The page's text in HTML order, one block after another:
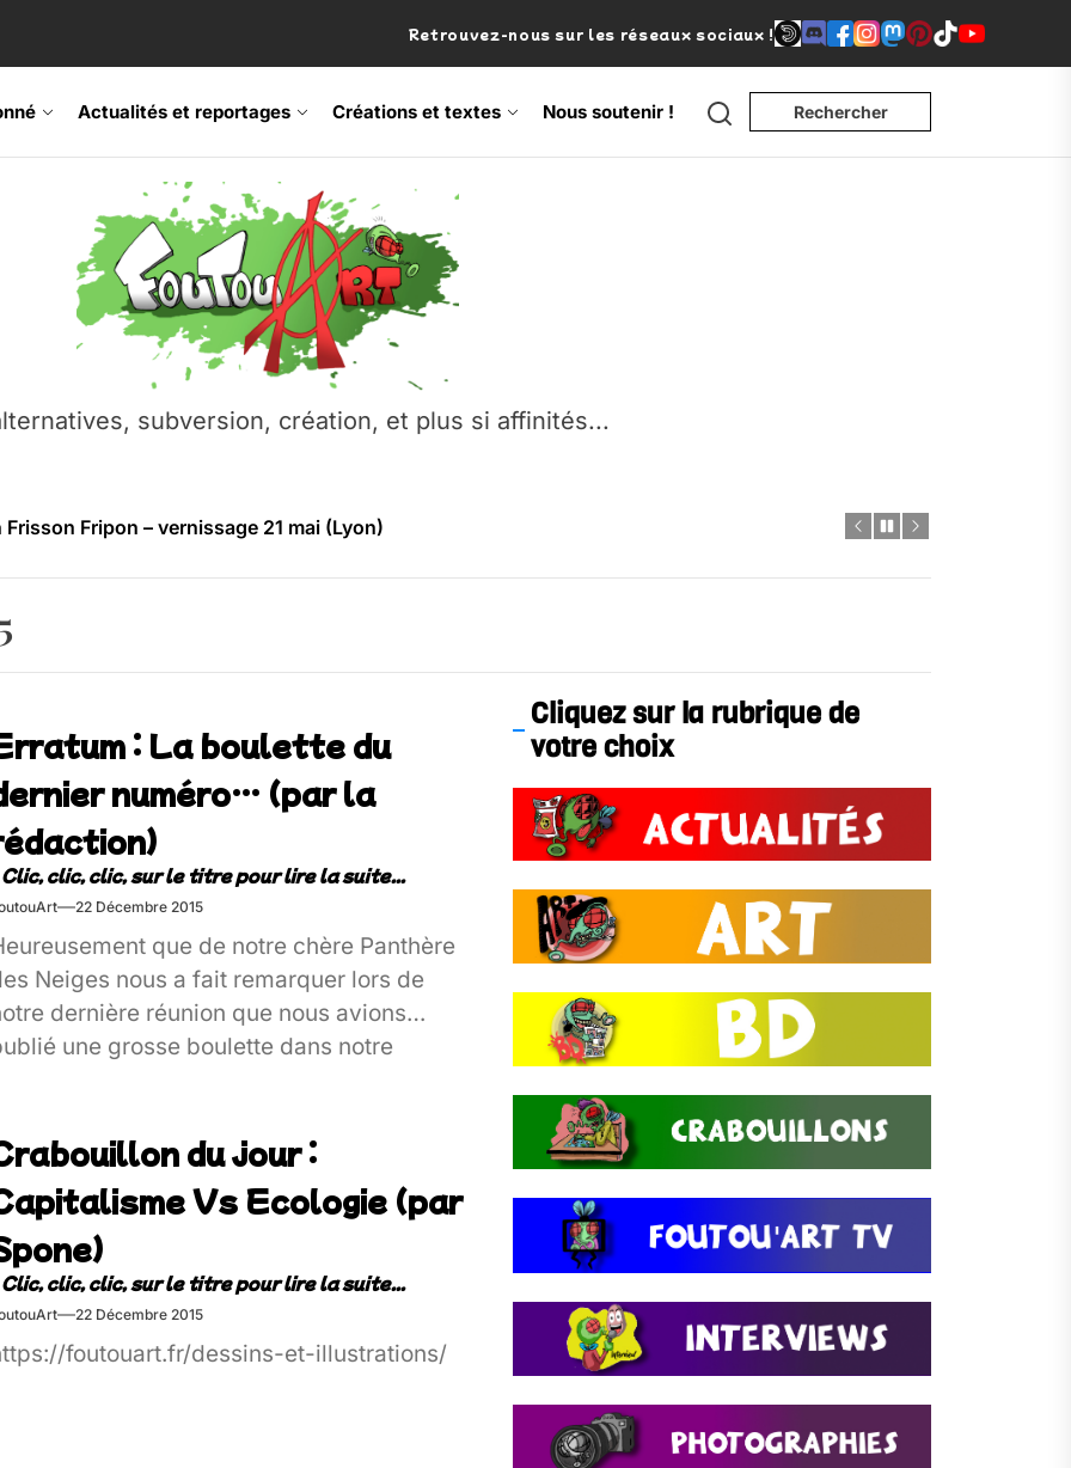
Retrouvez-nous sur les réseaux sociaux !
Actualités et reportages Créations et textes Nous soutenir ! Search Rechercher
subversion, création, et plus si affinités...
Fripon – vernissage 21 mai (Lyon)
Festival – Samedi 18 juillet (Vaulx-en-Velin)
Ŝtono, un livre réalisé par Michaël Moretti & Pierre Lacôte
contre l’A412 à l’Établi (Haute-Savoie)
Fripon – vernissage 21 mai (Lyon)
Festival – Samedi 18 juillet (Vaulx-en-Velin)
: La boulette du
numéro… (par la
22 Décembre 2015
que de notre chère Panthère
Neiges nous a fait remarquer lors de
dernière réunion que nous avions
une grosse boulette dans notre
une négligence impardonnable,
du jour :
Vs Ecologie (par
22 Décembre 2015
foutouart.fr/dessins-et-illustrations/
Cliquez sur la rubrique de
votre choix